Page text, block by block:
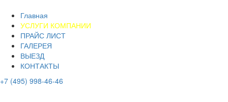
Главная
УСЛУГИ КОМПАНИИ
ПРАЙС ЛИСТ
ГАЛЕРЕЯ
ВЫЕЗД
КОНТАКТЫ
+7 (495) 998-46-46